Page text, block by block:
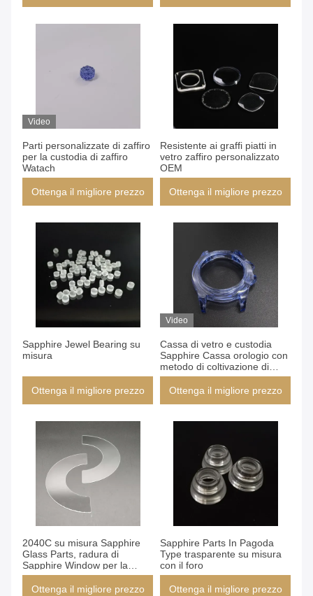
Video
Parti personalizzate di zaffiro
per la custodia di zaffiro
Watach
Ottenga il migliore prezzo
Resistente ai graffi piatti in
vetro zaffiro personalizzato
OEM
Ottenga il migliore prezzo
Sapphire Jewel Bearing su
misura
Ottenga il migliore prezzo
Video
Cassa di vetro e custodia
Sapphire Cassa orologio con
metodo di coltivazione di
zaffiro CZ
Ottenga il migliore prezzo
2040C su misura Sapphire
Glass Parts, radura di
Sapphire Window per la
macchina
Ottenga il migliore prezzo
Sapphire Parts In Pagoda
Type trasparente su misura
con il foro
Ottenga il migliore prezzo